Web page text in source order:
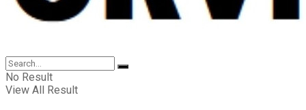
No Result
View All Result